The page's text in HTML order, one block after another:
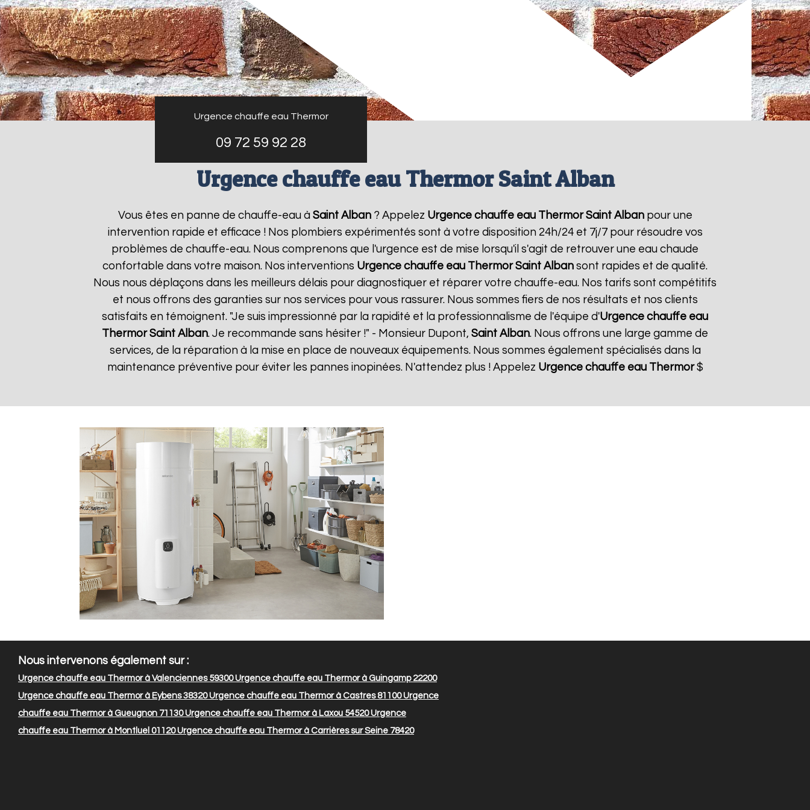
Urgence chauffe eau Thermor
09 72 59 92 28
Urgence chauffe eau Thermor Saint Alban
Vous êtes en panne de chauffe-eau à Saint Alban? Appelez Urgence chauffe eau Thermor Saint Albanpour une
intervention rapide et efficace ! Nos plombiers expérimentés sont à votre disposition 24h/24 et 7j/7 pour résoudre vos
problèmes de chauffe-eau. Nous comprenons que l'urgence est de mise lorsqu'il s'agit de retrouver une eau chaude
confortable dans votre maison. Nos interventions Urgence chauffe eau Thermor Saint Alban sont rapides et de qualité.
Nous nous déplaçons dans les meilleurs délais pour diagnostiquer et réparer votre chauffe-eau. Nos tarifs sont compétitifs
et nous offrons des garanties sur nos services pour vous rassurer. Nous sommes fiers de nos résultats et nos clients
satisfaits en témoignent. "Je suis impressionné par la rapidité et la professionnalisme de l'équipe d'Urgence chauffe eau
Thermor Saint Alban. Je recommande sans hésiter !" - Monsieur Dupont, Saint Alban. Nous offrons une large gamme de
services, de la réparation à la mise en place de nouveaux équipements. Nous sommes également spécialisés dans la
maintenance préventive pour éviter les pannes inopinées. N'attendez plus ! Appelez Urgence chauffe eau Thermor$
Nous intervenons également sur :
Urgence chauffe eau Thermor à Valenciennes 59300Urgence chauffe eau Thermor à Guingamp 22200
Urgence chauffe eau Thermor à Eybens 38320Urgence chauffe eau Thermor à Castres 81100Urgence
chauffe eau Thermor à Gueugnon 71130Urgence chauffe eau Thermor à Laxou 54520Urgence
chauffe eau Thermor à Montluel 01120Urgence chauffe eau Thermor à Carrières sur Seine 78420